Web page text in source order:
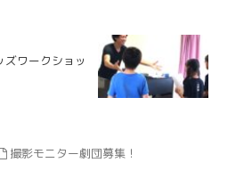
ズワークショッ
撮影モニター劇団募集！